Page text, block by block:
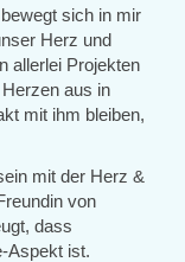
sich in mir
Herz und
allerlei Projekten
aus in
mit ihm bleiben,
mit der Herz &
von
dass
Aspekt ist.